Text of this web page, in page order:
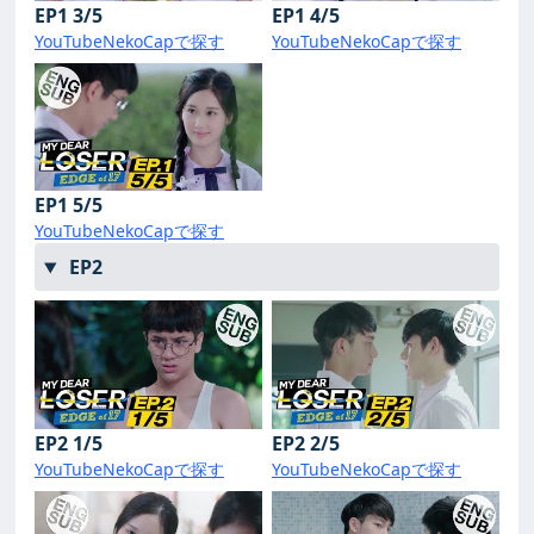
EP1 3/5
YouTubeNekoCapで探す
EP1 4/5
YouTubeNekoCapで探す
EP1 5/5
YouTubeNekoCapで探す
EP2
EP2 1/5
YouTubeNekoCapで探す
EP2 2/5
YouTubeNekoCapで探す